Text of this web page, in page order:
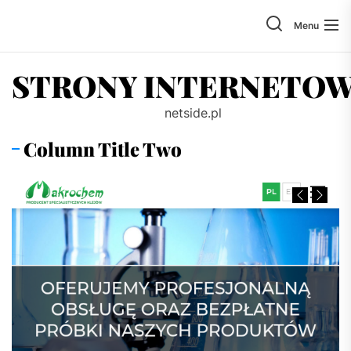
Menu
STRONY
netside.pl
Column Title Two